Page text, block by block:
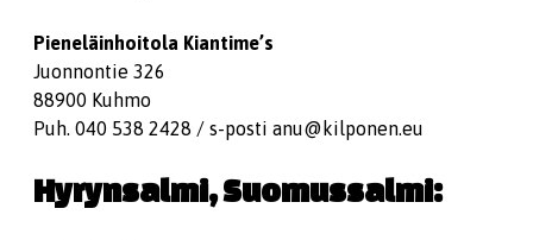
Pieneläinhoitola Kiantime’s
Juonnontie 326
88900 Kuhmo
Puh. 040 538 2428 / s-posti anu@kilponen.eu
Hyrynsalmi, Suomussalmi: